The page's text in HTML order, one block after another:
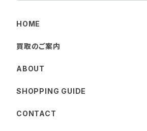
HOME
買取のご案内
ABOUT
SHOPPING GUIDE
CONTACT